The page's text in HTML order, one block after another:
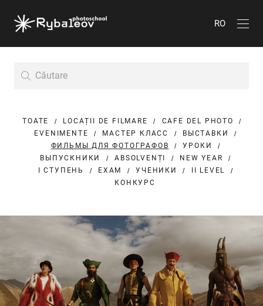
RO
TOATE LOCAȚII DE FILMARE
CAFE DEL PHOTO
EVENIMENTE
МАСТЕР КЛАСС
ВЫСТАВКИ
ФИЛЬМЫ ДЛЯ ФОТОГРАФОВ
УРОКИ
ВЫПУСКНИКИ
ABSOLVENȚI
NEW YEAR
I СТУПЕНЬ
EXAM УЧЕНИКИ
II LEVEL
КОНКУРС